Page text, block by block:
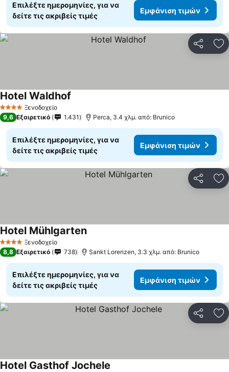
Επιλέξτε ημερομηνίες, για να
δείτε τις ακριβείς τιμές
Εμφάνιση τιμών
4 ΑστέριαΞενοδοχείο
Hotel Waldhof
9,6 Εξαιρετικό 1.431 Perca, 3.4 χλμ. από: Brunico
Επιλέξτε ημερομηνίες, για να
δείτε τις ακριβείς τιμές
Εμφάνιση τιμών
4 ΑστέριαΞενοδοχείο
Hotel MühlgartenΕμφάνιση τιμών
8,8 Εξαιρετικό 738 Sankt Lorenzen, 3.3 χλμ. από: Brunico
Επιλέξτε ημερομηνίες, για να
δείτε τις ακριβείς τιμές
Εμφάνιση τιμών
Hotel Gasthof Jochele